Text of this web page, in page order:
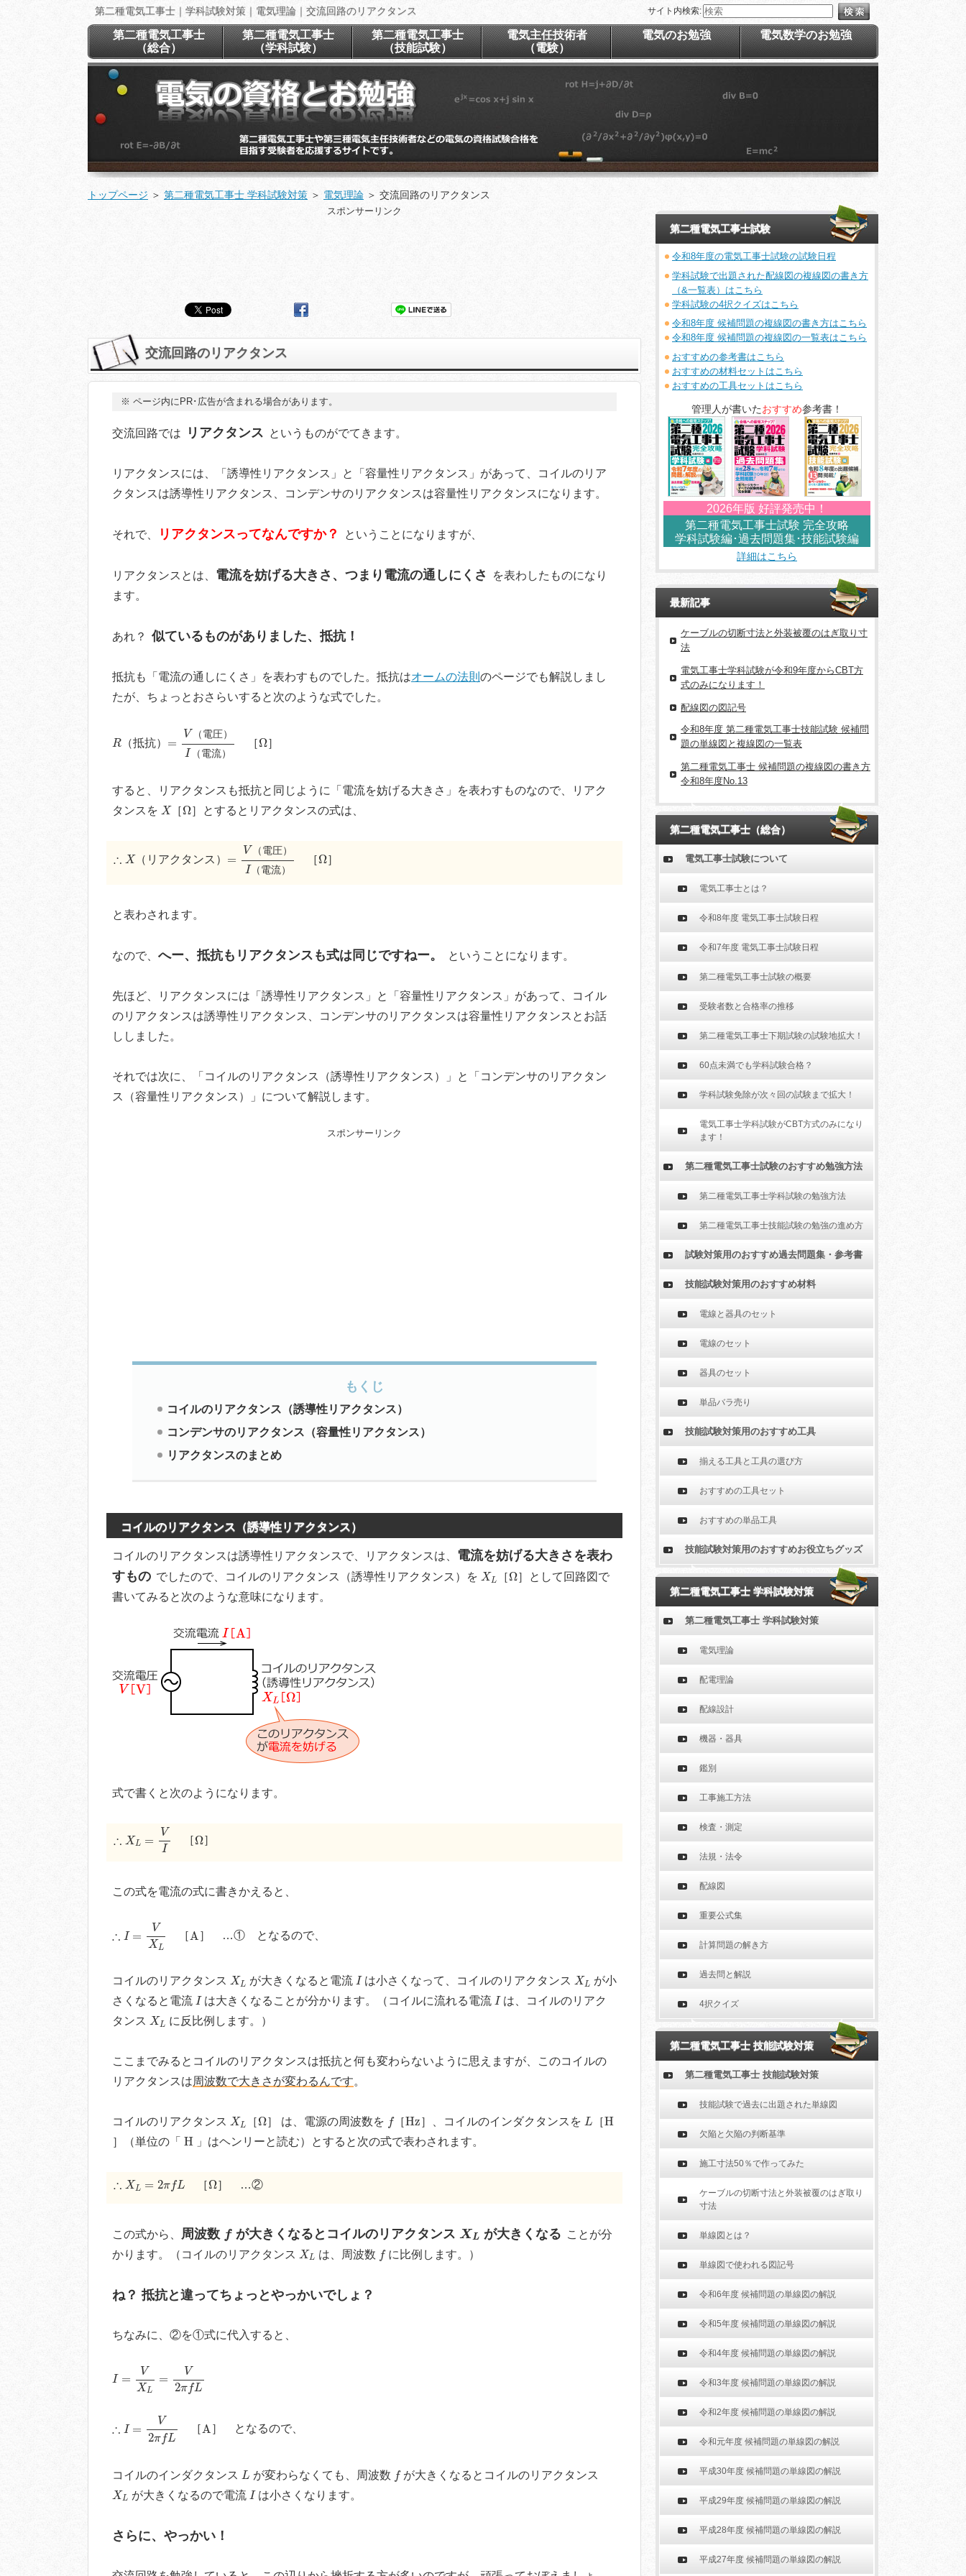
第二種電気工事士｜学科試験対策｜電気理論｜交流回路のリアクタンス
トップページ ＞ 第二種電気工事士 学科試験対策 ＞ 電気理論 ＞ 交流回路のリアクタンス
スポンサーリンク
交流回路のリアクタンス
※ ページ内にPR･広告が含まれる場合があります。
交流回路では リアクタンス というものがでてきます。
リアクタンスには、「誘導性リアクタンス」と「容量性リアクタンス」があって、コイルのリア
クタンスは誘導性リアクタンス、コンデンサのリアクタンスは容量性リアクタンスになります。
それで、 リアクタンスってなんですか？ ということになりますが、
リアクタンスとは、 電流を妨げる大きさ、つまり電流の通しにくさ
を表わしたものになり
ます。
あれ？ 似ているものがありました、抵抗！
抵抗も「電流の通しにくさ」を表わすものでした。抵抗はオームの法則 のページでも解説しまし
たが、ちょっとおさらいすると次のような式でした。
R
R （抵抗） =
V
（電圧）
I （電流）
（電圧）
［Ω
Ω］
すると、リアクタンスも抵抗と同じように「電流を妨げる大きさ」を表わすものなので、リアク
タンスを X
X ［Ω
Ω］とするとリアクタンスの式は、
∴ X
∴ X （リアクタンス） =
V
（電圧）
I （電流）
（電圧）
［Ω
Ω］
と表わされます。
なので、 へー、抵抗もリアクタンスも式は同じですねー。 ということになります。
先ほど、リアクタンスには「誘導性リアクタンス」と「容量性リアクタンス」があって、コイル
のリアクタンスは誘導性リアクタンス、コンデンサのリアクタンスは容量性リアクタンスとお話
ししました。
それでは次に、「コイルのリアクタンス（誘導性リアクタンス）」と「コンデンサのリアクタン
ス（容量性リアクタンス）」について解説します。
スポンサーリンク
もくじ
コイルのリアクタンス（誘導性リアクタンス）
コンデンサのリアクタンス（容量性リアクタンス）
リアクタンスのまとめ
コイルのリアクタンス（誘導性リアクタンス）
コイルのリアクタンスは誘導性リアクタンスで、リアクタンスは、 電流を妨げる大きさを表わ
すもの でしたので、コイルのリアクタンス（誘導性リアクタンス）を XL
XL ［Ω
Ω］として回路図で
書いてみると次のような意味になります。
式で書くと次のようになります。
∴ XL =
V
I
［Ω
Ω］
この式を電流の式に書きかえると、
∴ I =
V
XL
L
［A
A ］ …① となるので、
コイルのリアクタンス XL
XL が大きくなると電流 I
Iは小さくなって、コイルのリアクタンス XL
XL
が小
さくなると電流 I
Iは大きくなることが分かります。（コイルに流れる電流I
Iは、コイルのリアク
タンス XL
XL に反比例します。）
ここまでみるとコイルのリアクタンスは抵抗と何も変わらないように思えますが、このコイルの
リアクタンスは周波数で大きさが変わるんです。
コイルのリアクタンス XL
XL ［Ω
Ω］ は、電源の周波数を f［Hz
Hz］、コイルのインダクタンスを L
L ［H
H
］（単位の「 H
H 」はヘンリーと読む）とすると次の式で表わされます。
∴ XL = 2πfL
∴ XL πfL ［Ω
Ω］ …②
この式から、 周波数 f が大きくなるとコイルのリアクタンス XL
XL が大きくなる ことが分
かります。（コイルのリアクタンス XL
XL は、周波数 fに比例します。）
ね？ 抵抗と違ってちょっとやっかいでしょ？
ちなみに、②を①式に代入すると、
I =
V
XL
=
V
2πfL
L= L
∴ I =
V
2πfL
fL
［A
A ］ となるので、
コイルのインダクタンス L
L が変わらなくても、周波数 fが大きくなるとコイルのリアクタンス
XL
XL が大きくなるので電流 I
Iは小さくなります。
さらに、やっかい！
第二種電気工事士試験
令和8年度の電気工事士試験の試験日程
学科試験で出題された配線図の複線図の書き方
（&一覧表）はこちら
学科試験の4択クイズはこちら
令和8年度 候補問題の複線図の書き方はこちら
令和8年度 候補問題の複線図の一覧表はこちら
おすすめの参考書はこちら
おすすめの材料セットはこちら
おすすめの工具セットはこちら
管理人が書いたおすすめ参考書！
2026年版 好評発売中！
第二種電気工事士試験 完全攻略
学科試験編･過去問題集･技能試験編
詳細はこちら
最新記事
ケーブルの切断寸法と外装被覆のはぎ取り寸
法
電気工事士学科試験が令和9年度からCBT方
式のみになります！
配線図の図記号
令和8年度 第二種電気工事士技能試験 候補問
題の単線図と複線図の一覧表
第二種電気工事士 候補問題の複線図の書き方
令和8年度No.13
第二種電気工事士（総合）
電気工事士試験について
電気工事士とは？
令和8年度 電気工事士試験日程
令和7年度 電気工事士試験日程
第二種電気工事士試験の概要
受験者数と合格率の推移
第二種電気工事士下期試験の試験地拡大！
60点未満でも学科試験合格？
学科試験免除が次々回の試験まで拡大！
電気工事士学科試験がCBT方式のみになり
ます！
第二種電気工事士試験のおすすめ勉強方法
第二種電気工事士学科試験の勉強方法
第二種電気工事士技能試験の勉強の進め方
試験対策用のおすすめ過去問題集・参考書
技能試験対策用のおすすめ材料
電線と器具のセット
電線のセット
器具のセット
単品バラ売り
技能試験対策用のおすすめ工具
揃える工具と工具の選び方
おすすめの工具セット
おすすめの単品工具
技能試験対策用のおすすめお役立ちグッズ
第二種電気工事士 学科試験対策
第二種電気工事士 学科試験対策
電気理論
配電理論
配線設計
機器・器具
鑑別
工事施工方法
検査・測定
法規・法令
配線図
重要公式集
計算問題の解き方
過去問と解説
4択クイズ
第二種電気工事士 技能試験対策
第二種電気工事士 技能試験対策
技能試験で過去に出題された単線図
欠陥と欠陥の判断基準
施工寸法50％で作ってみた
ケーブルの切断寸法と外装被覆のはぎ取り
寸法
単線図とは？
単線図で使われる図記号
令和6年度 候補問題の単線図の解説
令和5年度 候補問題の単線図の解説
令和4年度 候補問題の単線図の解説
令和3年度 候補問題の単線図の解説
令和2年度 候補問題の単線図の解説
令和元年度 候補問題の単線図の解説
平成30年度 候補問題の単線図の解説
平成29年度 候補問題の単線図の解説
平成28年度 候補問題の単線図の解説
平成27年度 候補問題の単線図の解説
第二種電気工事士
（総合）
第二種電気工事士
（学科試験）
第二種電気工事士
（技能試験）
電気主任技術者
（電験）
電気のお勉強 電気数学のお勉強
サイト内検索: